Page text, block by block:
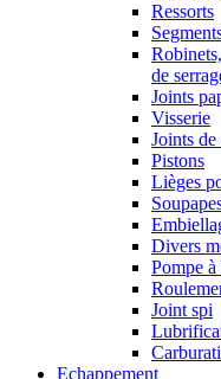
Ressorts
de
Joints
Visserie
Joints de
Pistons
Lièges
Divers
Pompe
Joint spi
Echappement